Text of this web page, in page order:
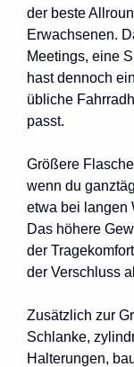
der beste
Erwachsenen.
Meetings, eine
hast dennoch
übliche
passt.
Größere
wenn du
etwa bei langen
Das höhere
der
der Verschluss
Zusätzlich zur
Schlanke,
Halterungen,